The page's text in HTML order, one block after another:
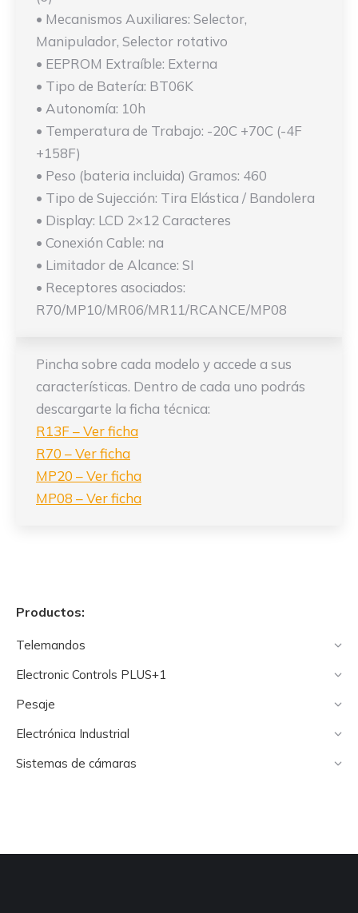
• Mecanismos Auxiliares: Selector,
Manipulador, Selector rotativo
• EEPROM Extraíble: Externa
• Tipo de Batería: BT06K
• Autonomía: 10h
• Temperatura de Trabajo: -20C +70C (-4F
+158F)
• Peso (bateria incluida) Gramos: 460
• Tipo de Sujección: Tira Elástica / Bandolera
• Display: LCD 2×12 Caracteres
• Conexión Cable: na
• Limitador de Alcance: SI
• Receptores asociados:
R70/MP10/MR06/MR11/RCANCE/MP08
Pincha sobre cada modelo y accede a sus
características. Dentro de cada uno podrás
descargarte la ficha técnica:
R13F – Ver ficha
R70 – Ver ficha
MP20 – Ver ficha
MP08 – Ver ficha
Productos:
Telemandos
Electronic Controls PLUS+1
Pesaje
Electrónica Industrial
Sistemas de cámaras